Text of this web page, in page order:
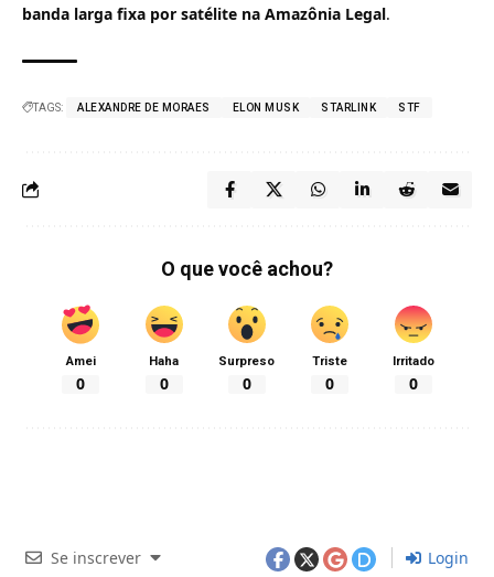
banda larga fixa por satélite na Amazônia Legal.
TAGS: ALEXANDRE DE MORAES ELON MUSK STARLINK STF
O que você achou?
Amei
0
Haha
0
Surpreso
0
Triste
0
Irritado
0
Se inscrever Login